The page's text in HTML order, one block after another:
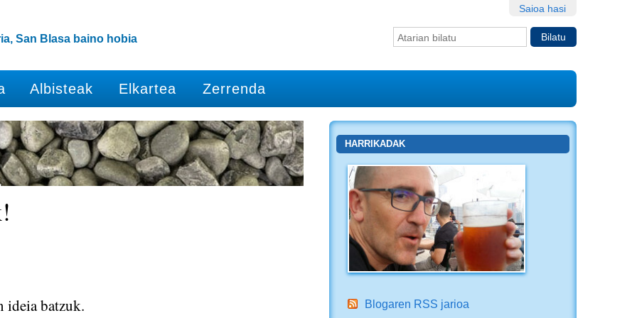
Saioa hasi
Bilatu atarian
San Blasa baino hobia
Albisteak Elkartea Zerrenda
ideia batzuk.
HARRIKADAK
Blogaren RSS jarioa